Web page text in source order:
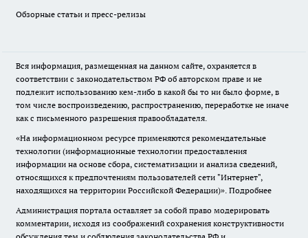
Обзорные статьи и пресс-релизы
Вся информация, размещенная на данном сайте, охраняется в
соответствии с законодательством РФ об авторском праве и не
подлежит использованию кем-либо в какой бы то ни было форме, в
том числе воспроизведению, распространению, переработке не иначе
как с письменного разрешения правообладателя.
«На информационном ресурсе применяются рекомендательные
технологии (информационные технологии предоставления
информации на основе сбора, систематизации и анализа сведений,
относящихся к предпочтениям пользователей сети "Интернет",
находящихся на территории Российской Федерации)». Подробнее
Администрация портала оставляет за собой право модерировать
комментарии, исходя из соображений сохранения конструктивности